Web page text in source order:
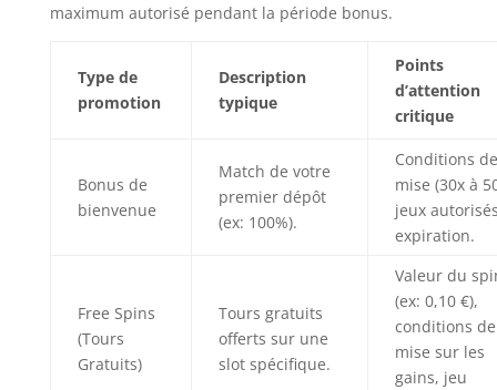
maximum autorisé pendant la période bonus.
Type de
promotion
Description
typique
Points
d’attention
critique
Bonus de
bienvenue
Match de votre
premier dépôt
(ex: 100%).
Conditions de
mise (30x à
jeux
expiration.
Free Spins
(Tours
Gratuits)
Tours gratuits
offerts sur une
slot spécifique.
Valeur du
(ex: 0,10 €),
conditions de
mise sur les
gains, jeu